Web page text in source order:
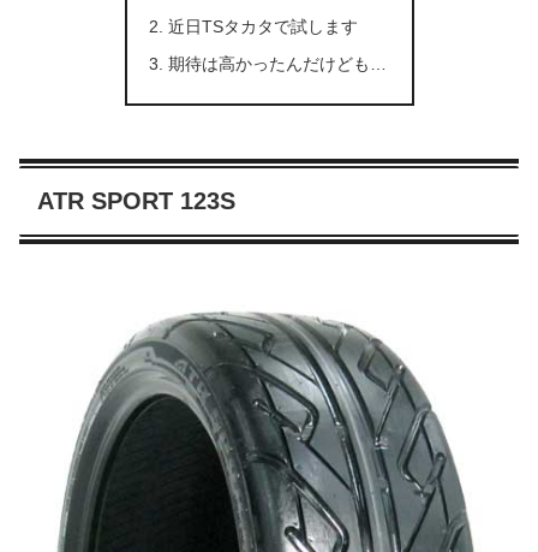
近日TSタカタで試します
期待は高かったんだけども…
ATR SPORT 123S